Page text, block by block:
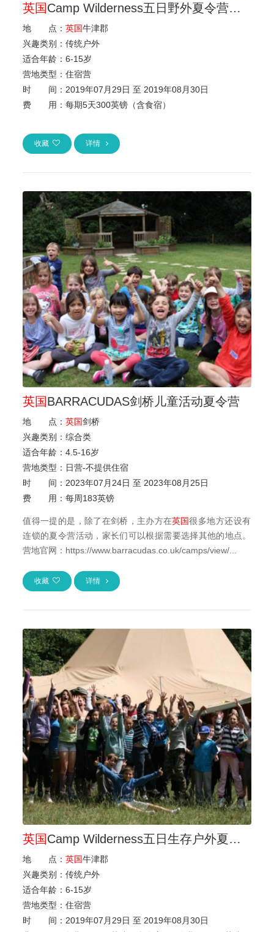
英国Camp Wilderness五日野外夏令营（待定）
地 点：英国牛津郡
兴趣类别：传统户外
适合年龄：6-15岁
营地类型：住宿营
时 间： 2019年07月29日 至 2019年08月30日
费 用：每期5天300英镑（含食宿）
收藏 详情
英国BARRACUDAS剑桥儿童活动夏令营
地 点：英国剑桥
兴趣类别：综合类
适合年龄：4.5-16岁
营地类型： 日营-不提供住宿
时 间： 2023年07月24日 至 2023年08月25日
费 用：每周183英镑
值得一提的是，除了在剑桥，主办方在英国很多地方还设有
连锁的夏令营活动，家长们可以根据需要选择其他的地点。
营地官网：https://www.barracudas.co.uk/camps/view/...
收藏 详情
英国Camp Wilderness五日生存户外夏令营（待定）
地 点：英国牛津郡
兴趣类别：传统户外
适合年龄：6-15岁
营地类型：住宿营
时 间： 2019年07月29日 至 2019年08月30日